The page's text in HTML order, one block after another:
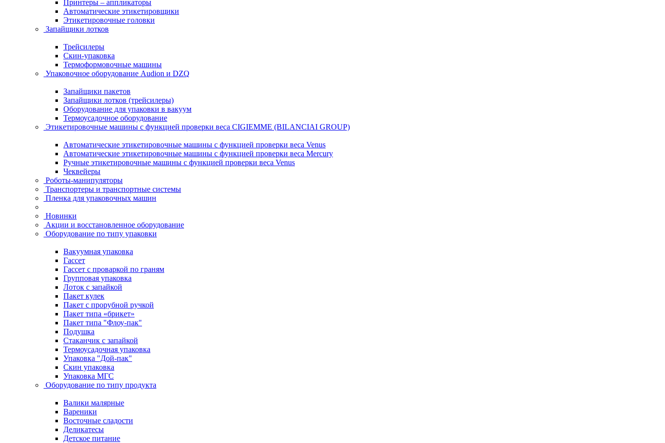
Принтеры – аппликаторы
Автоматические этикетировщики
Этикетировочные головки
Запайщики лотков
Трейсилеры
Скин-упаковка
Термоформовочные машины
Упаковочное оборудование Audion и DZQ
Запайщики пакетов
Запайщики лотков (трейсилеры)
Оборудование для упаковки в вакуум
Термоусадочное оборудование
Этикетировочные машины с функцией проверки веса CIGIEMME (BILANCIAI GROUP)
Автоматические этикетировочные машины с функцией проверки веса Venus
Автоматические этикетировочные машины с функцией проверки веса Mercury
Ручные этикетировочные машины с функцией проверки веса Venus
Чеквейеры
Роботы-манипуляторы
Транспортеры и транспортные системы
Пленка для упаковочных машин
Новинки
Акции и восстановленное оборудование
Оборудование по типу упаковки
Вакуумная упаковка
Гассет
Гассет с проваркой по граням
Групповая упаковка
Лоток с запайкой
Пакет кулек
Пакет с прорубной ручкой
Пакет типа «брикет»
Пакет типа "Флоу-пак"
Подушка
Стаканчик с запайкой
Термоусадочная упаковка
Упаковка "Дой-пак"
Скин упаковка
Упаковка МГС
Оборудование по типу продукта
Валики малярные
Вареники
Восточные сладости
Деликатесы
Детское питание